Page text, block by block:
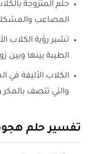
حلم المتزوجة
المصاعب
تشير رؤية الكلاب
الطيبة بينها وبين
الكلاب الأليفة في
والتي تتصف بالمكر
تفسير حلم